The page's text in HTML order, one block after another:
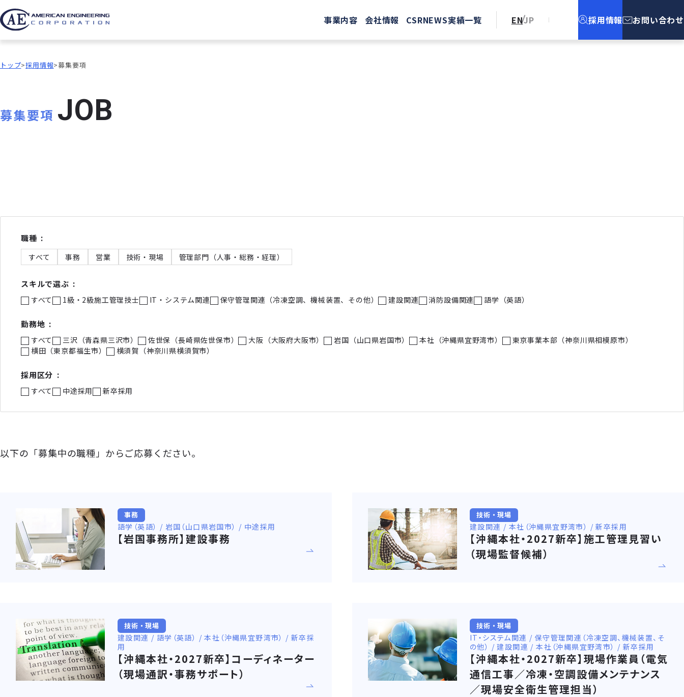
事業内容 会社情報 CSRNEWS実績一覧 ENJP 採用情報 お問い合わせ
トップ 採用情報 募集要項
募集要項 JOB
職種
すべて 事務 営業 技術・現場 管理部門（人事・総務・経理）
スキルで選ぶ
すべて 1級・2級施工管理技士 IT・システム関連 保守管理関連（冷凍空調、機械装置、その他） 建設関連 消防設備関連 語学（英語）
勤務地
すべて 三沢（青森県三沢市） 佐世保（長崎県佐世保市） 大阪（大阪府大阪市） 岩国（山口県岩国市） 本社（沖縄県宜野湾市）
東京事業本部（神奈川県相模原市）
横田（東京都福生市）
横須賀（神奈川県横須賀市）
採用区分
すべて 中途採用 新卒採用
以下の「募集中の職種」からご応募ください。
事務
語学（英語） / 岩国（山口県岩国市） / 中途採用
【岩国事務所】建設事務
技術・現場
建設関連 / 本社（沖縄県宜野湾市） / 新卒採用
【沖縄本社・2027新卒】施工管理見習い
（現場監督候補）
技術・現場
建設関連 / 語学（英語） / 本社（沖縄県宜野湾市） / 新卒採
用
【沖縄本社・2027新卒】コーディネーター
（現場通訳・事務サポート）
技術・現場
IT・システム関連 / 保守管理関連（冷凍空調、機械装置、そ
の他） / 建設関連 / 本社（沖縄県宜野湾市） / 新卒採用
【沖縄本社・2027新卒】現場作業員（電気
通信工事／冷凍・空調設備メンテナンス
／現場安全衛生管理担当）